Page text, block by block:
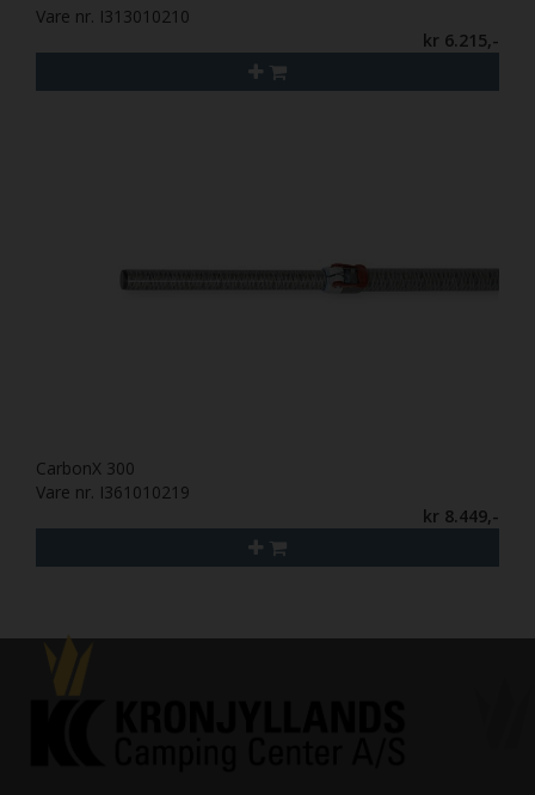
Vare nr. I313010210
kr 6.215,-
CarbonX 300
Vare nr. I361010219
kr 8.449,-